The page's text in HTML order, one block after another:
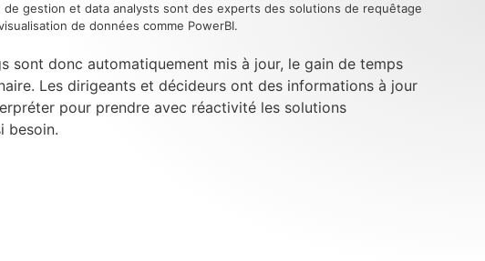
de gestion et data analysts sont des experts des solutions de requêtage
de données comme PowerBI.
sont donc automatiquement mis à jour, le gain de temps
Les dirigeants et décideurs ont des informations à jour
pour prendre avec réactivité les solutions
besoin.